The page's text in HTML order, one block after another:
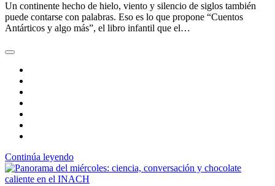
Un continente hecho de hielo, viento y silencio de siglos también
puede contarse con palabras. Eso es lo que propone “Cuentos
Antárticos y algo más”, el libro infantil que el…
Continúa leyendo